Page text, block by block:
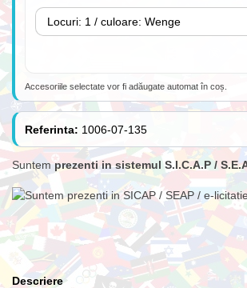
Lance 180cm cu suport
Lance cu suport Premium
Accesoriile selectate vor fi adăugate automat în coș.
Referinta: 1006-07-135
Suntemprezenti in sistemul S.I.C.A.P /
Descriere